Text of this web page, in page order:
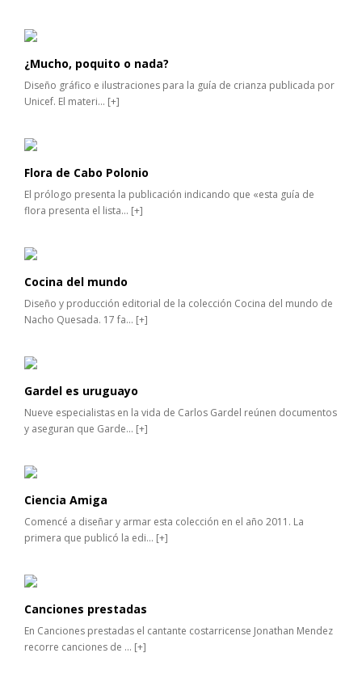
¿Mucho, poquito o nada?
Diseño gráfico e ilustraciones para la guía de crianza publicada por
Unicef. El materi... [+]
Flora de Cabo Polonio
El prólogo presenta la publicación indicando que «esta guía de
flora presenta el lista... [+]
Cocina del mundo
Diseño y producción editorial de la colección Cocina del mundo de
Nacho Quesada. 17 fa... [+]
Gardel es uruguayo
Nueve especialistas en la vida de Carlos Gardel reúnen documentos
y aseguran que Garde... [+]
Ciencia Amiga
Comencé a diseñar y armar esta colección en el año 2011. La
primera que publicó la edi... [+]
Canciones prestadas
En Canciones prestadas el cantante costarricense Jonathan Mendez
recorre canciones de ... [+]